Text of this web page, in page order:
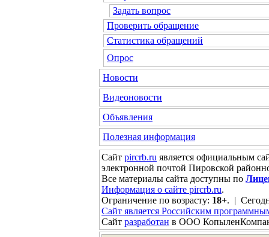
Задать вопрос
Проверить обращение
Статистика обращений
Опрос
Новости
Видеоновости
Объявления
Полезная информация
Сайт pircrb.ru является официальным
электронной почтой Пировской
Все материалы сайта доступны по
Информация о сайте pircrb.ru.
Ограничение по возрасту: 18+. |
Сайт является Российским
Сайт разработан в ООО